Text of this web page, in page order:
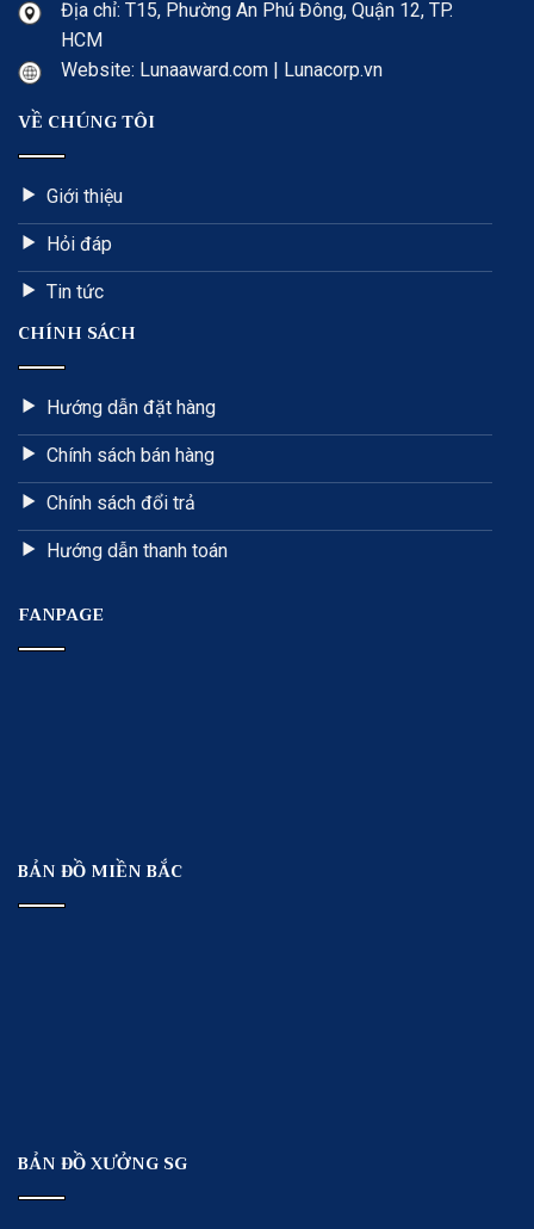
Địa chỉ: T15, Phường An Phú Đông, Quận 12, TP.
HCM
Website: Lunaaward.com | Lunacorp.vn
VỀ CHÚNG TÔI
Giới thiệu
Hỏi đáp
Tin tức
CHÍNH SÁCH
Hướng dẫn đặt hàng
Chính sách bán hàng
Chính sách đổi trả
Hướng dẫn thanh toán
FANPAGE
BẢN ĐỒ MIỀN BẮC
BẢN ĐỒ XƯỞNG SG